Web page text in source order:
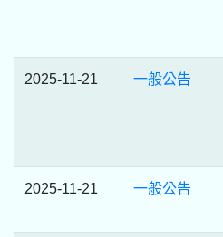
2025-11-21 一般公告
2025-11-21 一般公告